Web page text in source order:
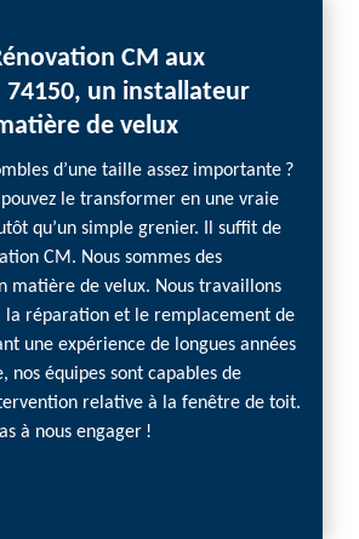
CM aux
74150, un installateur
de velux
d’une taille assez importante ?
pouvez le transformer en une vraie
qu’un simple grenier. Il suffit de
CM. Nous sommes des
matière de velux. Nous travaillons
la réparation et le remplacement de
une expérience de longues années
nos équipes sont capables de
relative à la fenêtre de toit.
à nous engager !